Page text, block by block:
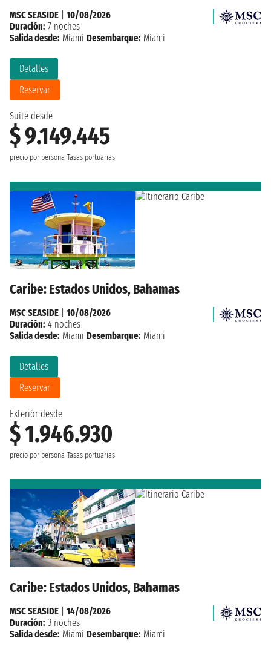
Suite desde
$ 9.149.445
precio por persona Tasas portuarias
Detalles
Reservar
MSC SEASIDE
10/08/2026
Duración: 7 noches
Salida desde: Miami Desembarque: Miami
Caribe: Estados Unidos, Bahamas
Exteriór desde
$ 1.946.930
precio por persona Tasas portuarias
Detalles
Reservar
MSC SEASIDE
10/08/2026
Duración: 4 noches
Salida desde: Miami Desembarque: Miami
Caribe: Estados Unidos, Bahamas
MSC SEASIDE
14/08/2026
Duración: 3 noches
Salida desde: Miami Desembarque: Miami